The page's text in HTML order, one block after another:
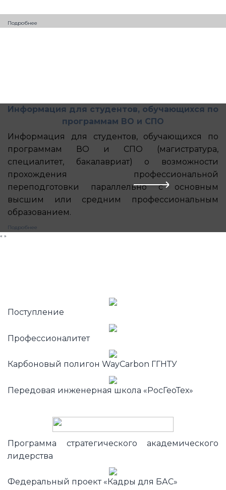
Подробнее
Информация для студентов, обучающихся по
программам ВО и СПО
Информация для студентов, обучающихся по
программам ВО и СПО (магистратура,
специалитет, бакалавриат) о возможности
прохождения профессиональной
переподготовки параллельно с основным
высшим или средним профессиональным
образованием.
Подробнее
« »
Поступление
Профессионалитет
Карбоновый полигон WayCarbon ГГНТУ
Передовая инженерная школа «РосГеоТех»
Программа стратегического академического
лидерства
Федеральный проект «Кадры для БАС»